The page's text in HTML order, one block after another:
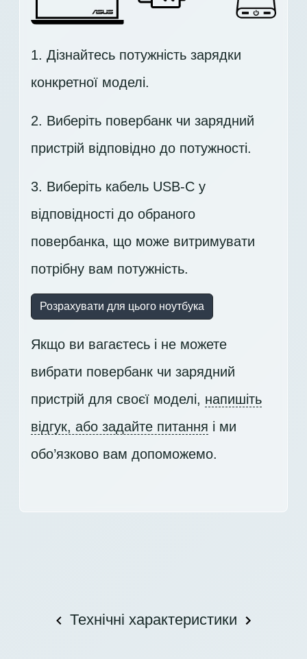
1. Дізнайтесь потужність зарядки
конкретної моделі.
2. Виберіть повербанк чи зарядний
пристрій відповідно до потужності.
3. Виберіть кабель USB-C у
відповідності до обраного
повербанка, що може витримувати
потрібну вам потужність.
Розрахувати для цього ноутбука
Якщо ви вагаєтесь і не можете
вибрати повербанк чи зарядний
пристрій для своєї моделі, напишіть
відгук, або задайте питання і ми
обо’язково вам допоможемо.
Технічні характеристики